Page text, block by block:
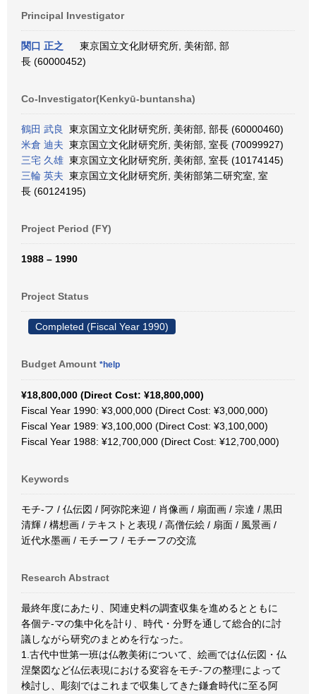
Principal Investigator
関口 正之
東京国立文化財研究所, 美術部, 部
長 (60000452)
Co-Investigator(Kenkyū-buntansha)
鶴田 武良
東京国立文化財研究所, 美術部, 部長 (60000460)
米倉 迪夫 東京国立文化財研究所, 美術部, 室長 (70099927)
三宅 久雄 東京国立文化財研究所, 美術部, 室長 (10174145)
三輪 英夫 東京国立文化財研究所, 美術部第二研究室, 室
長 (60124195)
Project Period (FY)
1988 – 1990
Project Status
Completed (Fiscal Year 1990)
Budget Amount *help
¥18,800,000 (Direct Cost: ¥18,800,000)
Fiscal Year 1990: ¥3,000,000 (Direct Cost: ¥3,000,000)
Fiscal Year 1989: ¥3,100,000 (Direct Cost: ¥3,100,000)
Fiscal Year 1988: ¥12,700,000 (Direct Cost: ¥12,700,000)
Keywords
モチ-フ / 仏伝図 / 阿弥陀来迎 / 肖像画 / 扇面画 / 宗達 / 黒田
清輝 / 構想画 / テキストと表現 / 高僧伝絵 / 扇面 / 風景画 /
近代水墨画 / モチーフ / モチーフの交流
Research Abstract
最終年度にあたり、関連史料の調査収集を進めるとともに
各個テ-マの集中化を計り、時代・分野を通して総合的に討
議しながら研究のまとめを行なった。
1.古代中世第一班は仏教美術について、絵画では仏伝図・仏
涅槃図など仏伝表現における変容をモチ-フの整理によって
検討し、彫刻ではこれまで収集してきた鎌倉時代に至る阿